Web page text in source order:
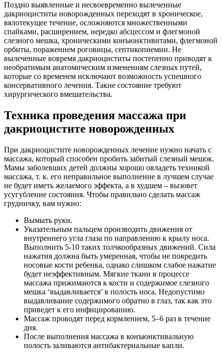
Поздно выявленные и несвоевременно вылеченные
дакриоциститы новорожденных переходят в хроническое,
вялотекущее течение, осложняются множественными
спайками, расширением, нередко абсцессом и флегмоной
слезного мешка, хроническими конъюнктивитами, флегмоной
орбиты, поражением роговицы, септикопиемии. Не
вылеченные вовремя дакриоциститы постепенно приводят к
необратимым анатомическим изменениям слезных путей,
которые со временем исключают возможность успешного
консервативного лечения. Такие состояние требуют
хирургического вмешательства.
Техника проведения массажа при
дакриоцистите новорожденных
При дакриоцистите новорожденных лечение нужно начать с
массажа, который способен пробить забитый слезный мешок.
Мамы заболевших детей должны хорошо овладеть техникой
массажа, т. к. его неправильное выполнение в лучшем случае
не будет иметь желаемого эффекта, а в худшем – вызовет
усугубление состояния. Чтобы правильно сделать массаж
грудничку, вам нужно:
Вымыть руки.
Указательным пальцем производить движения от
внутреннего угла глаза по направлению к крылу носа.
Выполнить 5-10 таких толчкообразных движений. Сила
нажатия должна быть умеренная, чтобы не повредить
носовые кости ребенка, однако слишком слабое нажатие
будет неэффективным. Мягкие ткани в процессе
массажа прижимаются к кости и содержимое слезного
мешка ‘выдавливается’ в полость носа. Недопустимо
выдавливание содержимого обратно в глаз, так как это
приведет к его инфицированию.
Массаж проводят перед кормлением, 5–6 раз в течение
дня.
После выполнения массажа в конъюнктивальную
полость заливаются антибактериальные капли.